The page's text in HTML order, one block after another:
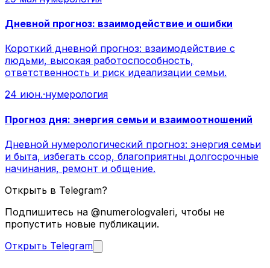
Дневной прогноз: взаимодействие и ошибки
Короткий дневной прогноз: взаимодействие с
людьми, высокая работоспособность,
ответственность и риск идеализации семьи.
24 июн.·нумерология
Прогноз дня: энергия семьи и взаимоотношений
Дневной нумерологический прогноз: энергия семьи
и быта, избегать ссор, благоприятны долгосрочные
начинания, ремонт и общение.
Открыть в Telegram?
Подпишитесь на @numerologvaleri, чтобы не
пропустить новые публикации.
Открыть Telegram